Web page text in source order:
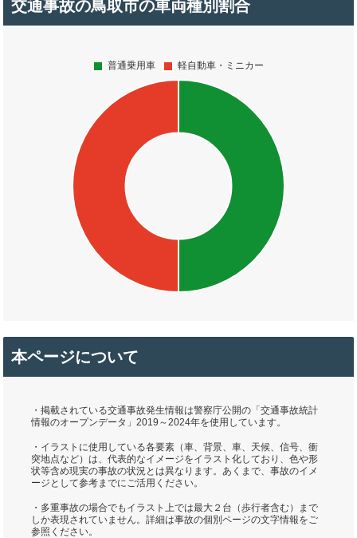
交通事故の鳥取市の車両種別割合
本ページについて
・掲載されている交通事故発生情報は警察庁公開の「交通事故統計
情報のオープンデータ」2019～2024年を使用しています。
・イラストに使用している各要素（車、背景、車、天候、信号、衝
突地点など）は、代表的なイメージをイラスト化しており、色や形
状等含め現実の事故の状況とは異なります。あくまで、事故のイメ
ージとして参考までにご活用ください。
・多重事故の場合でもイラスト上では最大２台（歩行者含む）まで
しか表現されていません。詳細は事故の個別ページの文字情報をご
参照ください。